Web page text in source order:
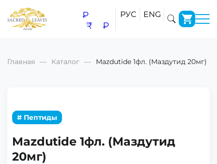
₽
₹
₽
РУС ENG
Главная Каталог Mazdutide 1фл. (Маздутид 20мг)
# Пептиды
Mazdutide 1фл. (Маздутид
20мг)